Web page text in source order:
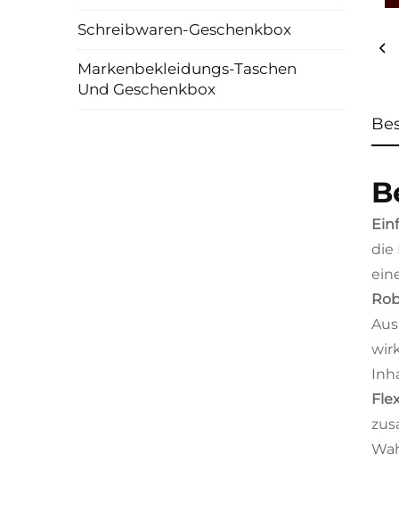
Schreibwaren-Geschenkbox
Markenbekleidungs-Taschen
Und Geschenkbox
die